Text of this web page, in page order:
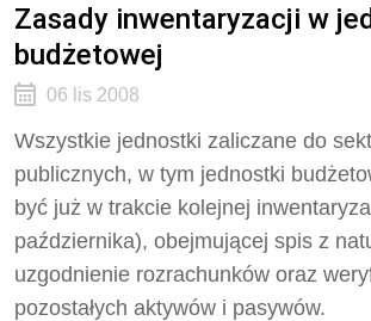
Zasady inwentaryzacji w
budżetowej
06 lis 2008
Wszystkie jednostki zaliczane do
publicznych, w tym jednostki
być już w trakcie kolejnej
października), obejmującej spis z
uzgodnienie rozrachunków oraz
pozostałych aktywów i pasywów.